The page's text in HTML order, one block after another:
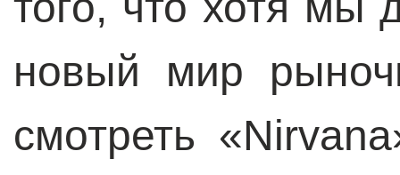
новый мир
смотреть